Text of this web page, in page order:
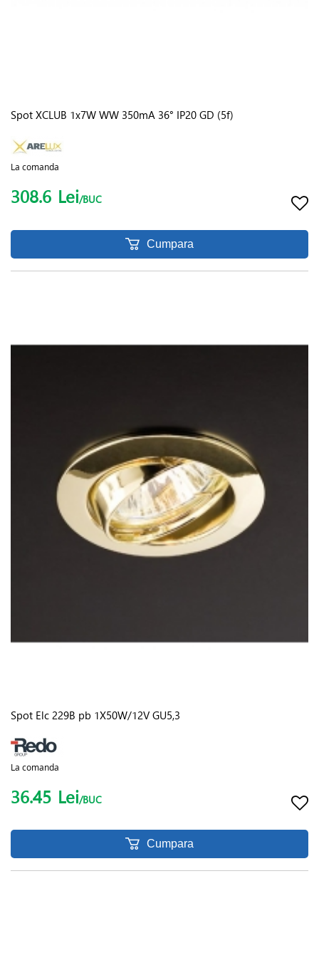
Spot XCLUB 1x7W WW 350mA 36° IP20 GD (5f)
La comanda
308.6 Lei/BUC
Cumpara
Spot Elc 229B pb 1X50W/12V GU5,3
La comanda
36.45 Lei/BUC
Cumpara